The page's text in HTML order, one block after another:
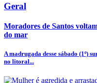
Geral
Moradores de Santos
do mar
A madrugada desse sábado (1º)
no litoral...